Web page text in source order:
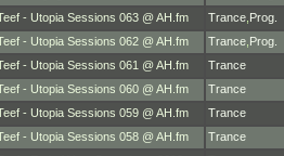
- Utopia Sessions 063 @ AH.fm
Trance Prog.
- Utopia Sessions 062 @ AH.fm
Trance Prog.
- Utopia Sessions 061 @ AH.fm
Trance
- Utopia Sessions 060 @ AH.fm
Trance
- Utopia Sessions 059 @ AH.fm
Trance
- Utopia Sessions 058 @ AH.fm
Trance